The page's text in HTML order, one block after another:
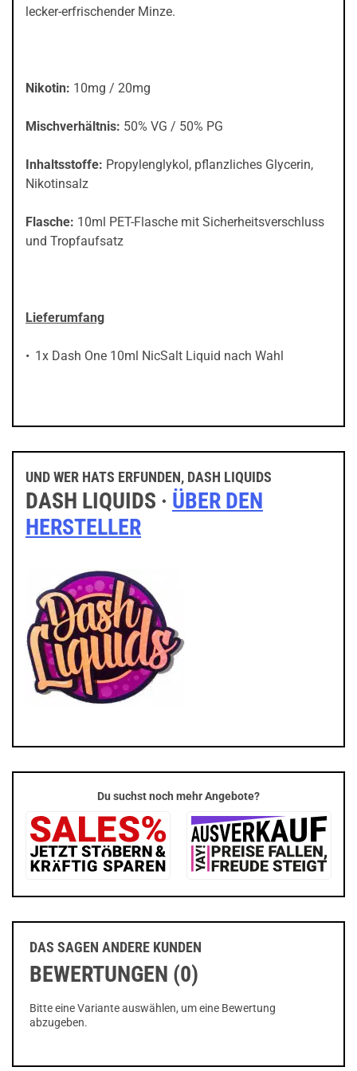
lecker-erfrischender Minze.
Nikotin: 10mg / 20mg
Mischverhältnis: 50% VG / 50% PG
Inhaltsstoffe: Propylenglykol, pflanzliches Glycerin,
Nikotinsalz
Flasche: 10ml PET-Flasche mit Sicherheitsverschluss
und Tropfaufsatz
Lieferumfang
1x Dash One 10ml NicSalt Liquid nach Wahl
UND WER HATS ERFUNDEN, DASH LIQUIDS
DASH LIQUIDS · ÜBER DEN
HERSTELLER
Du suchst noch mehr Angebote?
DAS SAGEN ANDERE KUNDEN
BEWERTUNGEN (0)
Bitte eine Variante auswählen, um eine Bewertung
abzugeben.